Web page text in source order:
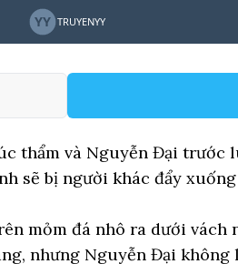
YY TRUYENYY
thẩm và Nguyễn Đại trước
sẽ bị người khác đẩy
mỏm đá nhô ra dưới vách
nhưng Nguyễn Đại không